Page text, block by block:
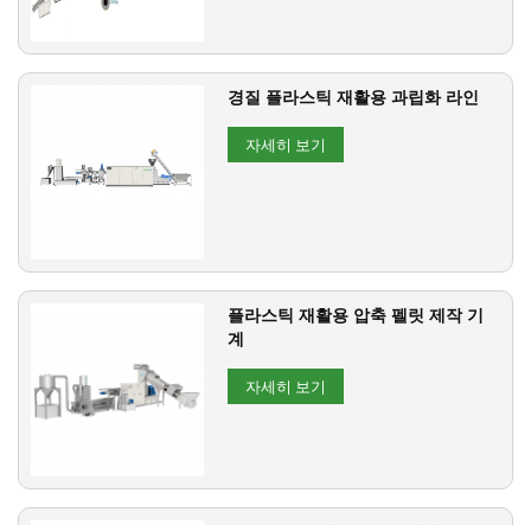
경질 플라스틱 재활용 과립화 라인
자세히 보기
플라스틱 재활용 압축 펠릿 제작 기
계
자세히 보기